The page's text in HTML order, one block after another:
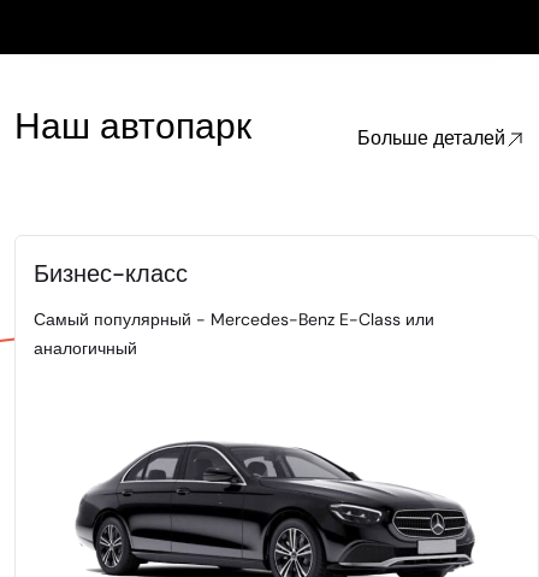
Наш автопарк Больше деталей
Бизнес-класс
Самый популярный - Mercedes-Benz E-Class или
аналогичный